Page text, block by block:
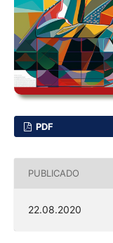
PDF
PUBLICADO
22.08.2020